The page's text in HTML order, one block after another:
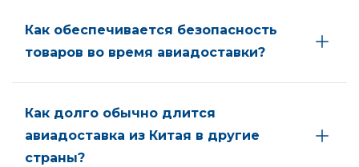
Как обеспечивается безопасность
товаров во время авиадоставки?
Как долго обычно длится
авиадоставка из Китая в другие
страны?